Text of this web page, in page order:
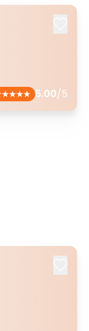
5.00/5